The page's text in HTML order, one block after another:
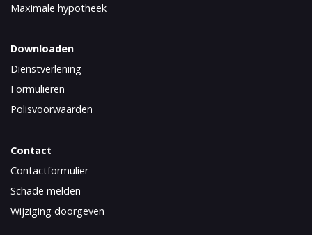
Maximale hypotheek
Downloaden
Dienstverlening
Formulieren
Polisvoorwaarden
Contact
Contactformulier
Schade melden
Wijziging doorgeven